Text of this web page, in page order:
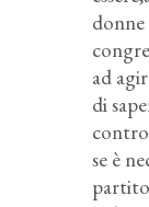
ad
di
se è